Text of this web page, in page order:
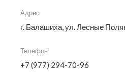
Адрес
г. Балашиха, ул. Лесные
Телефон
+7 (977) 294-70-96